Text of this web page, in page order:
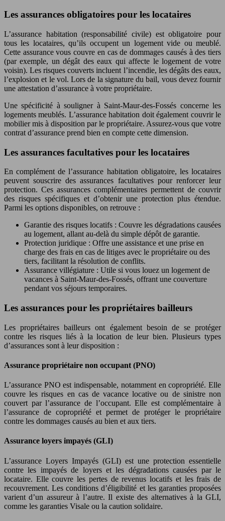
Les assurances obligatoires pour les locataires
L’assurance habitation (responsabilité civile) est obligatoire pour
tous les locataires, qu’ils occupent un logement vide ou meublé.
Cette assurance vous couvre en cas de dommages causés à des tiers
(par exemple, un dégât des eaux qui affecte le logement de votre
voisin). Les risques couverts incluent l’incendie, les dégâts des eaux,
l’explosion et le vol. Lors de la signature du bail, vous devez fournir
une attestation d’assurance à votre propriétaire.
Une spécificité à souligner à Saint-Maur-des-Fossés concerne les
logements meublés. L’assurance habitation doit également couvrir le
mobilier mis à disposition par le propriétaire. Assurez-vous que votre
contrat d’assurance prend bien en compte cette dimension.
Les assurances facultatives pour les locataires
En complément de l’assurance habitation obligatoire, les locataires
peuvent souscrire des assurances facultatives pour renforcer leur
protection. Ces assurances complémentaires permettent de couvrir
des risques spécifiques et d’obtenir une protection plus étendue.
Parmi les options disponibles, on retrouve :
Garantie des risques locatifs : Couvre les dégradations causées
au logement, allant au-delà du simple dépôt de garantie.
Protection juridique : Offre une assistance et une prise en
charge des frais en cas de litiges avec le propriétaire ou des
tiers, facilitant la résolution de conflits.
Assurance villégiature : Utile si vous louez un logement de
vacances à Saint-Maur-des-Fossés, offrant une couverture
pendant vos séjours temporaires.
Les assurances pour les propriétaires bailleurs
Les propriétaires bailleurs ont également besoin de se protéger
contre les risques liés à la location de leur bien. Plusieurs types
d’assurances sont à leur disposition :
Assurance propriétaire non occupant (PNO)
L’assurance PNO est indispensable, notamment en copropriété. Elle
couvre les risques en cas de vacance locative ou de sinistre non
couvert par l’assurance de l’occupant. Elle est complémentaire à
l’assurance de copropriété et permet de protéger le propriétaire
contre les dommages causés au bien et aux tiers.
Assurance loyers impayés (GLI)
L’assurance Loyers Impayés (GLI) est une protection essentielle
contre les impayés de loyers et les dégradations causées par le
locataire. Elle couvre les pertes de revenus locatifs et les frais de
recouvrement. Les conditions d’éligibilité et les garanties proposées
varient d’un assureur à l’autre. Il existe des alternatives à la GLI,
comme les garanties Visale ou la caution solidaire.